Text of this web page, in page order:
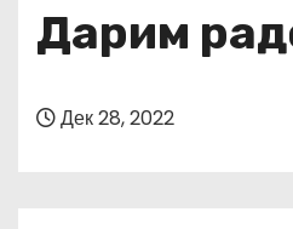
Дарим
Дек 28, 2022